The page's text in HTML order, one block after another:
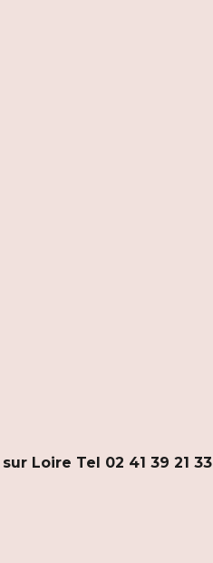
Loire Tel 02 41 39 21 33